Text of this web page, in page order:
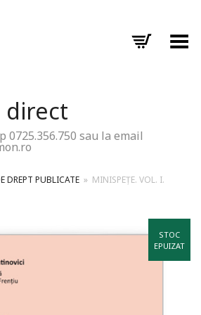
Toggle Menu
direct
sau la email
DREPT PUBLICATE » MINISPEȚE. VOL. I.
STOC
EPUIZAT